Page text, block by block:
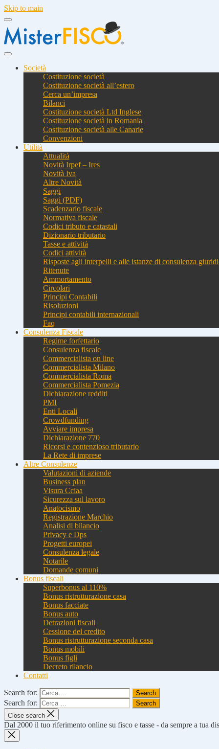
Skip to main
Società
Costituzione società
Costituzione società all’estero
Cerca un’impresa
Bilanci
Costituzione società Ltd Inglese
Costituzione società in Romania
Costituzione società alle Canarie
Convenzioni
Utilità
Attualità
Novità Irpef – Ires
Novità Iva
Altre Novità
Saggi
Saggi (PDF)
Scadenzario fiscale
Normativa fiscale
Codici tributo e catastali
Dizionario tributario
Tasse e attività
Codici attività
Risposte agli interpelli e alle istanze di consulenza
Ritenute
Ammortamento
Circolari
Principi Contabili
Risoluzioni
Principi contabili internazionali
Faq
Consulenza Fiscale
Regime forfettario
Consulenza fiscale
Commercialista on line
Commercialista Milano
Commercialista Roma
Commercialista Pomezia
Dichiarazione redditi
PMI
Enti Locali
Crowdfunding
Avviare impresa
Dichiarazione 770
Ricorsi e contenzioso tributario
La Rete di imprese
Altre Consulenze
Valutazioni di aziende
Business plan
Visura Cciaa
Sicurezza sul lavoro
Anatocismo
Registrazione Marchio
Analisi di bilancio
Privacy e Dps
Progetti europei
Consulenza legale
Notarile
Domande comuni
Bonus fiscali
Superbonus al 110%
Bonus ristrutturazione casa
Bonus facciate
Bonus auto
Detrazioni fiscali
Cessione del credito
Bonus ristrutturazione seconda casa
Bonus mobili
Bonus figli
Decreto rilancio
Contatti
Search for:
Search for:
Close search
Dal 2000 il tuo riferimento online su fisco e tasse - da sempre a tua